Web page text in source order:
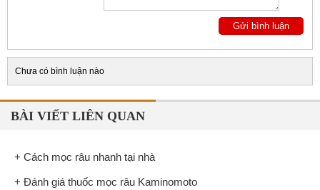
Chưa có bình luận nào
BÀI VIẾT LIÊN QUAN
+ Cách mọc râu nhanh tại nhà
+ Đánh giá thuốc mọc râu Kaminomoto